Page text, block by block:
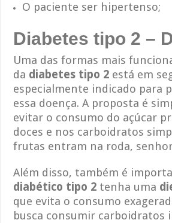
O paciente ser hipertenso;
Diabetes tipo 2 –
Uma das formas mais
da diabetes tipo 2 está em
especialmente indicado para
essa doença. A proposta é
evitar o consumo do açúcar
doces e nos carboidratos
frutas entram na roda,
Além disso, também é
diabético tipo 2 tenha uma
que evita o consumo
busca consumir carboidratos